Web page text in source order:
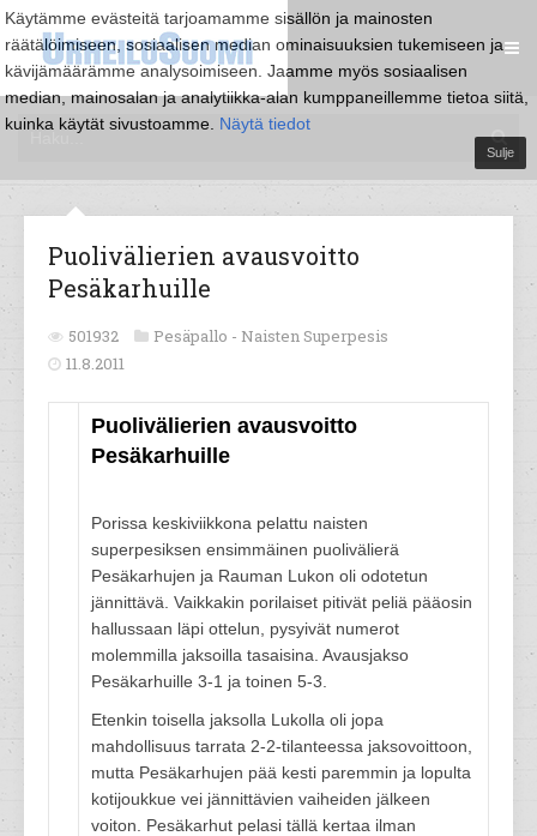
Käytämme evästeitä tarjoamamme sisällön ja mainosten
räätälöimiseen, sosiaalisen median ominaisuuksien tukemiseen ja
kävijämäärämme analysoimiseen. Jaamme myös sosiaalisen
median, mainosalan ja analytiikka-alan kumppaneillemme tietoa siitä,
kuinka käytät sivustoamme. Näytä tiedot
Sulje
Puolivälierien avausvoitto
Pesäkarhuille
501932 Pesäpallo - Naisten Superpesis
11.8.2011
Puolivälierien avausvoitto
Pesäkarhuille
Porissa keskiviikkona pelattu naisten
superpesiksen ensimmäinen puolivälierä
Pesäkarhujen ja Rauman Lukon oli odotetun
jännittävä. Vaikkakin porilaiset pitivät peliä pääosin
hallussaan läpi ottelun, pysyivät numerot
molemmilla jaksoilla tasaisina. Avausjakso
Pesäkarhuille 3-1 ja toinen 5-3.
Etenkin toisella jaksolla Lukolla oli jopa
mahdollisuus tarrata 2-2-tilanteessa jaksovoittoon,
mutta Pesäkarhujen pää kesti paremmin ja lopulta
kotijoukkue vei jännittävien vaiheiden jälkeen
voiton. Pesäkarhut pelasi tällä kertaa ilman